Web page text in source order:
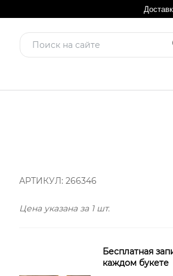
АРТИКУЛ: 266346
Цена указана за 1 шт.
Бесплатная
каждом букете